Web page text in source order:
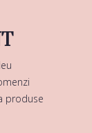
produse